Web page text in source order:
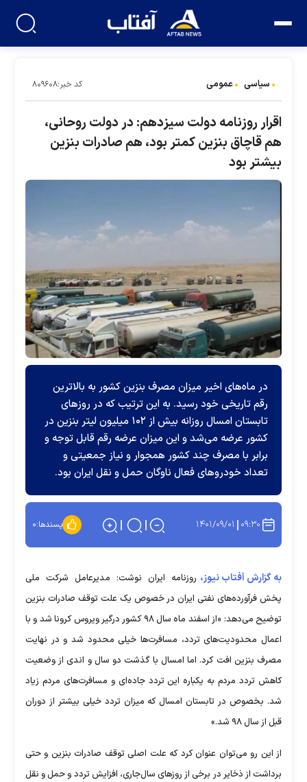
سیاسی عمومی کد خبر:۸۰۹۶۰۸
اقرار روزنامه دولت سیزدهم: در دولت روحانی،
هم قاچاق بنزین کمتر بود، هم صادرات بنزین
بیشتر بود
در ماه‌های اخیر میزان مصرف بنزین کشور به بالاترین
رقم تاریخی خود رسید. به این ترتیب که در روز‌های
تابستان امسال روزانه بیش از ۱۰۲ میلیون لیتر بنزین در
کشور عرضه می‌شد و این میزان عرضه رقم قابل توجه و
برابر با مصرف چند کشور همجوار و نیاز جمعیتی و
تعداد خودرو‌های فعال ناوگان حمل و نقل ایران بود.
۰۹:۳۰ ۱۴۰۱/۰۹/۰۱ پسندها:۰
به گزارش آفتاب نیوز، روزنامه ایران نوشت: مدیرعامل شرکت ملی
پخش فرآورده‌های نفتی ایران در خصوص یک علت توقف صادرات بنزین
توضیح می‌دهد: «از اسفند ماه سال ۹۸ کشور درگیر ویروس کرونا شد و با
اعمال محدودیت‌های تردد، مسافرت‌ها خیلی محدود شد و در نهایت
مصرف بنزین افت کرد. اما امسال با گذشت دو سال و اندی از وضعیت
کاهش تردد مردم به یکباره این تردد جاده‌ای و مسافرت‌های مردم زیاد
شد. بخصوص در تابستان امسال که میزان تردد خیلی بیشتر از دوران
قبل از سال ۹۸ شد.»
از این رو می‌توان عنوان کرد که علت اصلی توقف صادرات بنزین و حتی
برداشت از ذخایر در برخی از روز‌های سال‌جاری، افزایش تردد و حمل و نقل